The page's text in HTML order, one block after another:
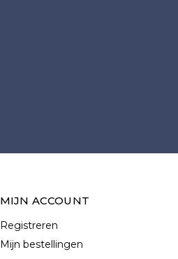
MIJN ACCOUNT
Registreren
Mijn bestellingen